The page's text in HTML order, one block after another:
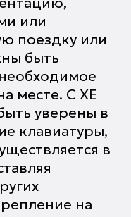
или
поездку или
быть
месте. С XE
уверены в
клавиатуры,
в
на